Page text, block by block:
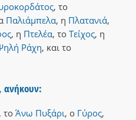
, το
Παλιάμπελα, η Πλατανιά,
, η Πτελέα, το Τείχος, η
Ράχη, και το
ανήκουν:
, το Άνω Πυξάρι, ο Γύρος,